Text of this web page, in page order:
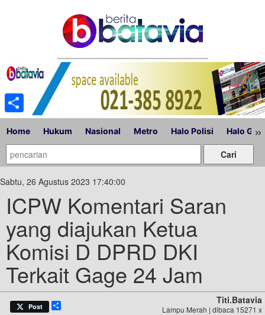
Home Hukum Nasional Metro Halo Polisi Halo »
Sabtu, 26 Agustus 2023 17:40:00
ICPW Komentari Saran
yang diajukan Ketua
Komisi D DPRD DKI
Terkait Gage 24 Jam
Post
Titi.batavia
Lampu Merah | dibaca 15271 x
Share